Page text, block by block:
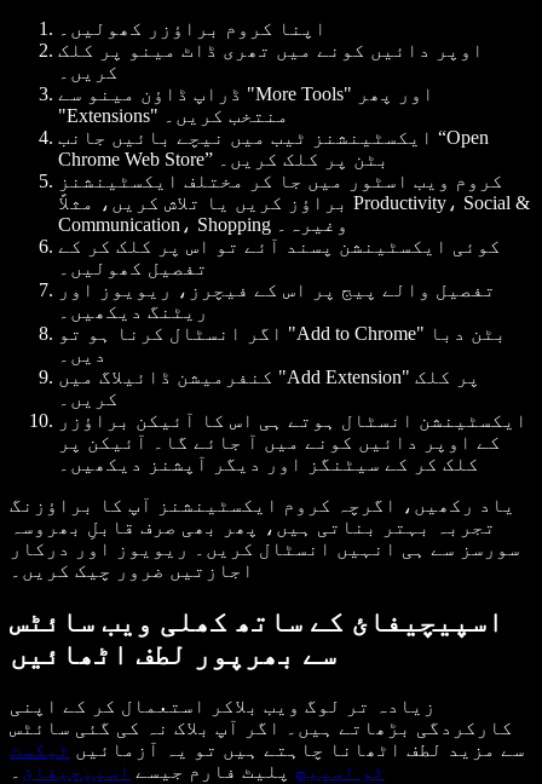
اپنا کروم براؤزر کھولیں۔
اوپر دائیں کونے میں تھری ڈاٹ مینو پر کلک
کریں۔
ڈراپ ڈاؤن مینو سے "More Tools" اور پھر
"Extensions" منتخب کریں۔
ایکسٹینشنز ٹیب میں نیچے بائیں جانب “Open
Chrome Web Store” بٹن پر کلک کریں۔
کروم ویب اسٹور میں جا کر مختلف ایکسٹینشنز
براؤز کریں یا تلاش کریں، مثلاً Productivity، Social &
Communication، Shopping وغیرہ۔
کوئی ایکسٹینشن پسند آئے تو اس پر کلک کر کے
تفصیل کھولیں۔
تفصیل والے پیج پر اس کے فیچرز، ریویوز اور
ریٹنگ دیکھیں۔
اگر انسٹال کرنا ہو تو "Add to Chrome" بٹن دبا
دیں۔
کنفرمیشن ڈائیلاگ میں "Add Extension" پر کلک
کریں۔
ایکسٹینشن انسٹال ہوتے ہی اس کا آئیکن براؤزر
کے اوپر دائیں کونے میں آ جائے گا۔ آئیکن پر
کلک کر کے سیٹنگز اور دیگر آپشنز دیکھیں۔
یاد رکھیں، اگرچہ کروم ایکسٹینشنز آپ کا براؤزنگ
تجربہ بہتر بناتی ہیں، پھر بھی صرف قابلِ بھروسہ
سورسز سے ہی انہیں انسٹال کریں۔ ریویوز اور درکار
اجازتیں ضرور چیک کریں۔
اسپیچیفائ کے ساتھ کھلی ویب سائٹس
سے بھرپور لطف اٹھائیں
زیادہ تر لوگ ویب بلاکر استعمال کر کے اپنی
کارکردگی بڑھاتے ہیں۔ اگر آپ بلاک نہ کی گئی سائٹس
سے مزید لطف اٹھانا چاہتے ہیں تو یہ آزمائیں ٹیکسٹ
ٹو اسپیچ پلیٹ فارم جیسے اسپیچیفائ